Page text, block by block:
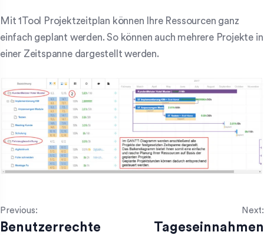
Mit 1Tool Projektzeitplan können Ihre Ressourcen ganz
einfach geplant werden. So können auch mehrere Projekte in
einer Zeitspanne dargestellt werden.
Previous:
Benutzerrechte
Next:
Tageseinnahmen